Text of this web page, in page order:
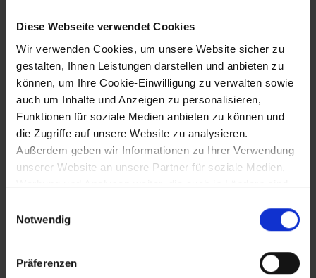
Diese Webseite verwendet Cookies
Wir verwenden Cookies, um unsere Website sicher zu
gestalten, Ihnen Leistungen darstellen und anbieten zu
können, um Ihre Cookie-Einwilligung zu verwalten sowie
auch um Inhalte und Anzeigen zu personalisieren,
Funktionen für soziale Medien anbieten zu können und
die Zugriffe auf unsere Website zu analysieren.
Außerdem geben wir Informationen zu Ihrer Verwendung
unserer Website an unsere Partner für soziale Medien,
Werbung und Analysen weiter, die auch in Ländern sind,
gegeben ist, und in denen Sie Ihre Rechte uU nicht
effektiv durchsetzen können. Unsere Partner führen
diese Informationen möglicherweise mit weiteren Daten
zusammen, die Sie ihnen bereitgestellt haben oder die
Notwendig
Präferenzen
Tankstelle in Margarethen am Moos
29.8.2008
Neueröffnung der Museen in Horn (seit
2007 Sanierung und Umbau)
5.9.2008
Eröffnung des Wallfahrtsmuseums Maria